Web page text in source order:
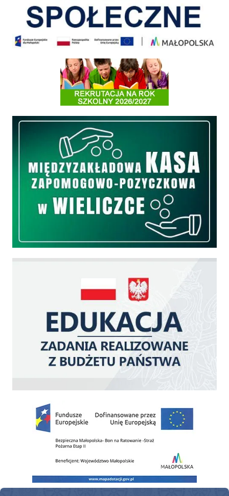
Informacja o terminach rekrutacji na rok szkolny 2026/2027
Zakup fabrycznie nowego, średniego samochodu ratowniczo-gaśniczego z